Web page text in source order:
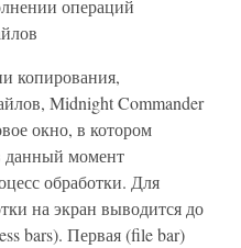
операций
копирования,
Midnight Commander
окно, в котором
данный момент
обработки. Для
на экран выводится до
bars). Первая (file bar)